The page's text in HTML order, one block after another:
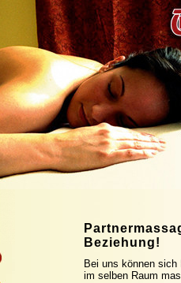
Beziehung!
Bei uns können
im selben Raum